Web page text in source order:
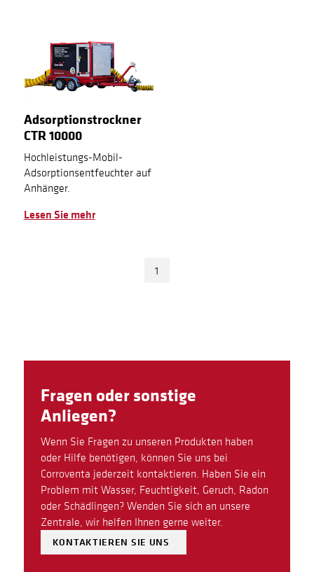
Adsorptionstrockner
CTR 10000
Hochleistungs-Mobil-
Adsorptionsentfeuchter auf
Anhänger.
Lesen Sie mehr
1
Fragen oder sonstige
Anliegen?
Wenn Sie Fragen zu unseren Produkten haben
oder Hilfe benötigen, können Sie uns bei
Corroventa jederzeit kontaktieren. Haben Sie ein
Problem mit Wasser, Feuchtigkeit, Geruch, Radon
oder Schädlingen? Wenden Sie sich an unsere
Zentrale, wir helfen Ihnen gerne weiter.
KONTAKTIEREN SIE UNS